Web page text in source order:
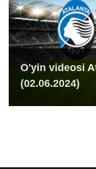
O'yin videosi
(02.06.2024)